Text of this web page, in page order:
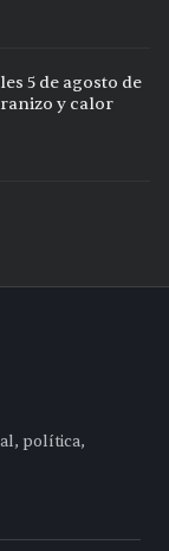
5 de agosto de
y calor
política,